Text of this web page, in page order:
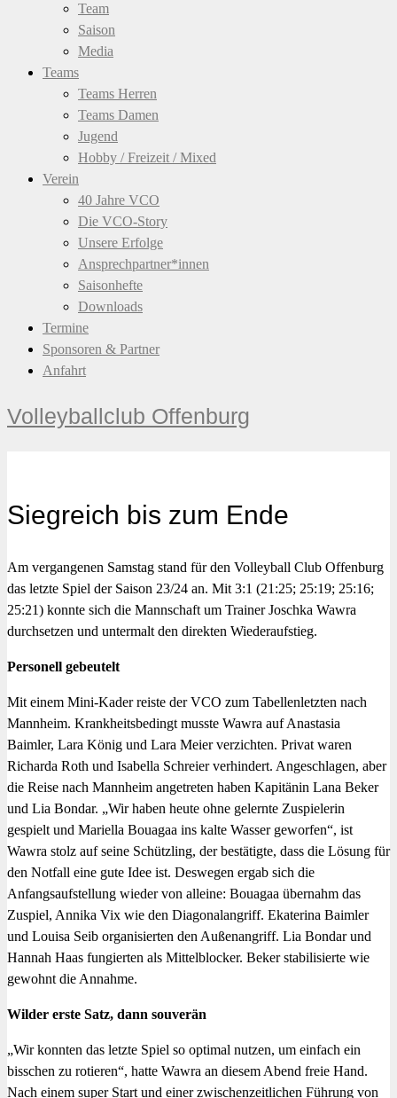
Team
Saison
Media
Teams
Teams Herren
Teams Damen
Jugend
Hobby / Freizeit / Mixed
Verein
40 Jahre VCO
Die VCO-Story
Unsere Erfolge
Ansprechpartner*innen
Saisonhefte
Downloads
Termine
Sponsoren & Partner
Anfahrt
Volleyballclub Offenburg
Siegreich bis zum Ende
Am vergangenen Samstag stand für den Volleyball Club Offenburg
das letzte Spiel der Saison 23/24 an. Mit 3:1 (21:25; 25:19; 25:16;
25:21) konnte sich die Mannschaft um Trainer Joschka Wawra
durchsetzen und untermalt den direkten Wiederaufstieg.
Personell gebeutelt
Mit einem Mini-Kader reiste der VCO zum Tabellenletzten nach
Mannheim. Krankheitsbedingt musste Wawra auf Anastasia
Baimler, Lara König und Lara Meier verzichten. Privat waren
Richarda Roth und Isabella Schreier verhindert. Angeschlagen, aber
die Reise nach Mannheim angetreten haben Kapitänin Lana Beker
und Lia Bondar. „Wir haben heute ohne gelernte Zuspielerin
gespielt und Mariella Bouagaa ins kalte Wasser geworfen“, ist
Wawra stolz auf seine Schützling, der bestätigte, dass die Lösung für
den Notfall eine gute Idee ist. Deswegen ergab sich die
Anfangsaufstellung wieder von alleine: Bouagaa übernahm das
Zuspiel, Annika Vix wie den Diagonalangriff. Ekaterina Baimler
und Louisa Seib organisierten den Außenangriff. Lia Bondar und
Hannah Haas fungierten als Mittelblocker. Beker stabilisierte wie
gewohnt die Annahme.
Wilder erste Satz, dann souverän
„Wir konnten das letzte Spiel so optimal nutzen, um einfach ein
bisschen zu rotieren“, hatte Wawra an diesem Abend freie Hand.
Nach einem super Start und einer zwischenzeitlichen Führung von